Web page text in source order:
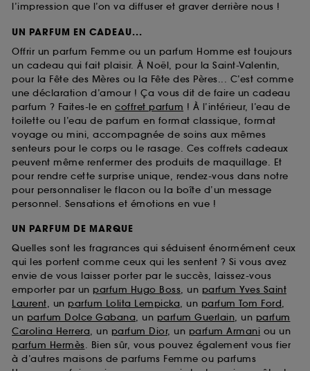
l’impression que l’on va diffuser et graver derrière nous !
UN PARFUM EN CADEAU...
Offrir un parfum Femme ou un parfum Homme est toujours
un cadeau qui fait plaisir. À Noël, pour la Saint-Valentin,
pour la Fête des Mères ou la Fête des Pères... C’est comme
une déclaration d’amour ! Ça vous dit de faire un cadeau
parfum ? Faites-le en coffret parfum ! À l’intérieur, l’eau de
toilette ou l’eau de parfum en format classique, format
voyage ou mini, accompagnée de soins aux mêmes
senteurs pour le corps ou le rasage. Ces coffrets cadeaux
peuvent même renfermer des produits de maquillage. Et
pour rendre cette surprise unique, rendez-vous dans notre
pour personnaliser le flacon ou la boîte d’un message
personnel. Sensations et émotions en vue !
UN PARFUM DE MARQUE
Quelles sont les fragrances qui séduisent énormément ceux
qui les portent comme ceux qui les sentent ? Si vous avez
envie de vous laisser porter par le succès, laissez-vous
emporter par un parfum Hugo Boss, un parfum Yves Saint
Laurent, un parfum Lolita Lempicka, un parfum Tom Ford,
un parfum Dolce Gabana, un parfum Guerlain, un parfum
Carolina Herrera, un parfum Dior, un parfum Armani ou un
parfum Hermès. Bien sûr, vous pouvez également vous fier
à d’autres maisons de parfums Femme ou parfums